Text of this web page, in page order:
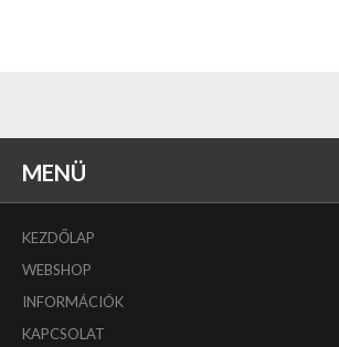
MENÜ
KEZDŐLAP
WEBSHOP
INFORMÁCIÓK
KAPCSOLAT